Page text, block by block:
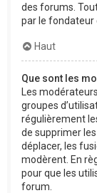
des forums.
par le fondateur
Haut
Que sont les
Les
groupes
régulièrement
de supprimer
déplacer, les
modèrent. En
pour que les
forum.